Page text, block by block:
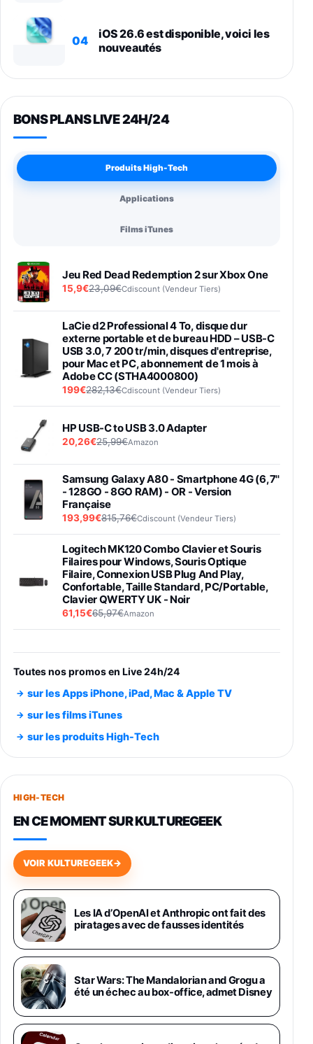
04
iOS 26.6 est disponible, voici les
nouveautés
BONS PLANS LIVE 24H/24
Produits High-Tech
Applications
Films iTunes
Jeu Red Dead Redemption 2 sur Xbox One
15,9€23,09€Cdiscount (Vendeur Tiers)
LaCie d2 Professional 4 To, disque dur
externe portable et de bureau HDD – USB-C
USB 3.0, 7 200 tr/min, disques d'entreprise,
pour Mac et PC, abonnement de 1 mois à
Adobe CC (STHA4000800)
199€282,13€Cdiscount (Vendeur Tiers)
HP USB-C to USB 3.0 Adapter
20,26€25,99€Amazon
Samsung Galaxy A80 - Smartphone 4G (6,7''
- 128GO - 8GO RAM) - OR - Version
Française
193,99€815,76€Cdiscount (Vendeur Tiers)
Logitech MK120 Combo Clavier et Souris
Filaires pour Windows, Souris Optique
Filaire, Connexion USB Plug And Play,
Confortable, Taille Standard, PC/Portable,
Clavier QWERTY UK - Noir
61,15€65,97€Amazon
entraénement direct 3 vitesses (33-45-78
trs/min) avec pre-ampli intégré et port USB
Smartphone SAMSUNG Galaxy S26 Ultra
891,99€1199€Fnac (Vendeur Tiers)
Smartphone SAMSUNG Galaxy S26+ Violet
749,99€
648,63€834,71€
Samsung Galaxy Miracle Ultra, Smartphone
Android 5G avec Galaxy AI, 512 Go,
Chargeur Secteur Rapide 25W Inclus,
Smartphone déverrouillé, Noir, Version FR
1019€
Galaxy S26 Ultra 512 Go Bleu
1019€1399€Fnac (Vendeur Tiers)
Galaxy S26 Ultra 256 Go Violet
Toutes nos promos en Live 24h/24
sur les Apps iPhone, iPad, Mac & Apple TV
sur les films iTunes
sur les produits High-Tech
HIGH-TECH
EN CE MOMENT SUR KULTUREGEEK
VOIR KULTUREGEEK→
Les IA d’OpenAI et Anthropic ont fait des
piratages avec de fausses identités
Star Wars: The Mandalorian and Grogu a
été un échec au box-office, admet Disney